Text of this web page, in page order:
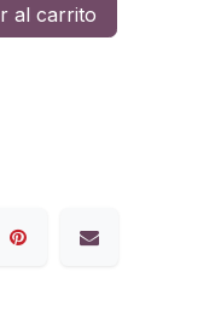
al carrito